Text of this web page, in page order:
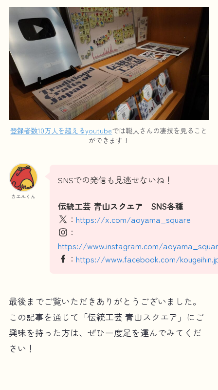
登録者数10万人を超えるyoutubeでは職人さんの凄技を見ること
ができます！
カエルくん
SNSでの発信も見逃せないね！
伝統工芸 青山スクエア SNS各種
：https://x.com/aoyama_square
：
https://www.instagram.com/
：https://www.facebook.com/
最後までご覧いただきありがとうございました。
この記事を通じて「伝統工芸 青山スクエア」にご
興味を持った方は、ぜひ一度足を運んでみてくだ
さい！